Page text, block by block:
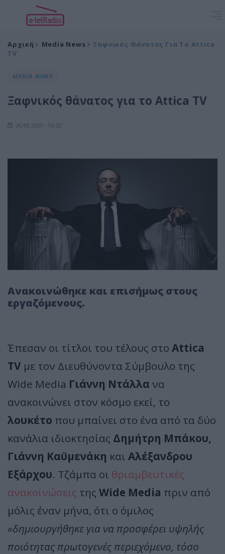
Αρχική Media News
Ξαφνικός Θάνατος Για Το Attica
TV
MEDIA NEWS
Ξαφνικός θάνατος για το Attica TV
26.05.2025 - 15:32
Ανακοινώθηκε και επισήμως στους
εργαζόμενους.
Έπεσαν οι τίτλοι του τέλους στο Attica
TV με τον Διευθύνοντα Σύμβουλο της
Wide Media Γιάννη Ντάλλα να
ανακοινώνει στον κόσμο εκεί, το
λουκέτο που μπαίνει στο ένα από τα δύο
κανάλια ιδιοκτησίας Δημήτρη Μπάκου,
Γιάννη Καϋμενάκη και Αλέξανδρου
Εξάρχου. Τζάμπα οι θριαμβευτικές
ανακοινώσεις της Wide Media πριν από
μόλις έναν μήνα, ότι ο όμιλος
«δημιουργήθηκε για να προσφέρει υψηλής
ποιότητας πρωτογενές περιεχόμενο, τόσο